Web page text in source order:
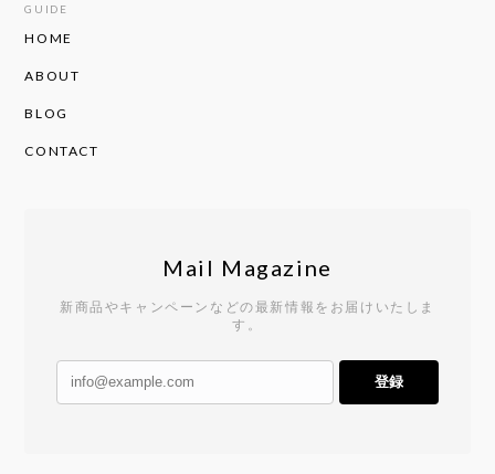
GUIDE
HOME
ABOUT
BLOG
CONTACT
Mail Magazine
新商品やキャンペーンなどの最新情報をお届けいたしま
す。
登録